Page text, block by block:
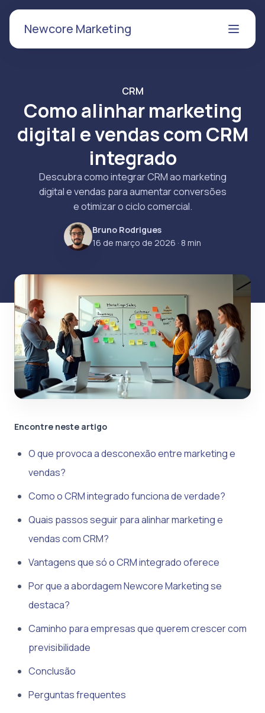
Newcore Marketing
CRM
Como alinhar marketing
digital e vendas com CRM
integrado
Descubra como integrar CRM ao marketing
digital e vendas para aumentar conversões
e otimizar o ciclo comercial.
Bruno Rodrigues
16 de março de 2026 · 8 min
Encontre neste artigo
O que provoca a desconexão entre marketing e
vendas?
Como o CRM integrado funciona de verdade?
Quais passos seguir para alinhar marketing e
vendas com CRM?
Vantagens que só o CRM integrado oferece
Por que a abordagem Newcore Marketing se
destaca?
Caminho para empresas que querem crescer com
previsibilidade
Conclusão
Perguntas frequentes